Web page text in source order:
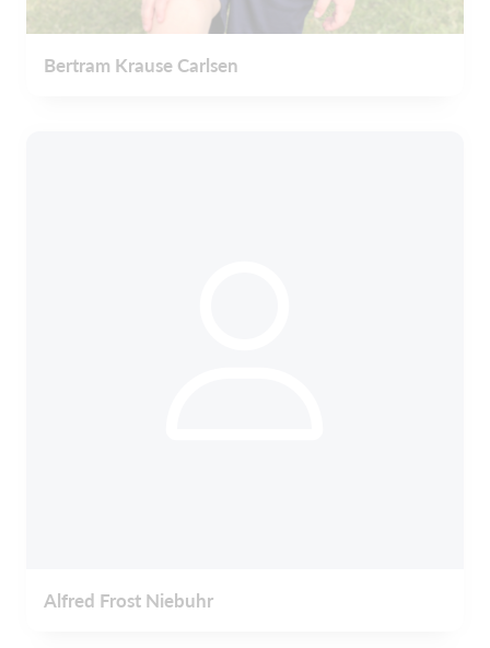
Bertram Krause Carlsen
Alfred Frost Niebuhr